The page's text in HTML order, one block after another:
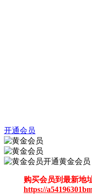
开通会员
开通黄金会员
购买会员到最新地
https://